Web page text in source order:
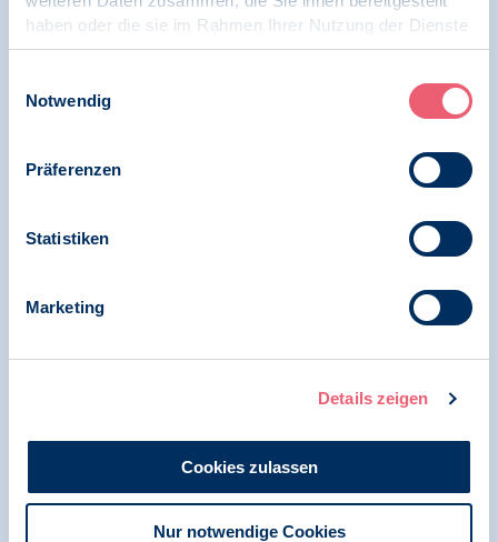
haben oder die sie im Rahmen Ihrer Nutzung der Dienste
gesammelt haben.
Notwendig
Präferenzen
Statistiken
Marketing
Details zeigen
Cookies zulassen
Nur notwendige Cookies
Wahlaufruf des BDP zur Bundestagswahl
2025: Jede Stimme zählt - für Demokratie,
Vertrauen in die elektronische
Patientenakte, BDP, netzpolitik.org